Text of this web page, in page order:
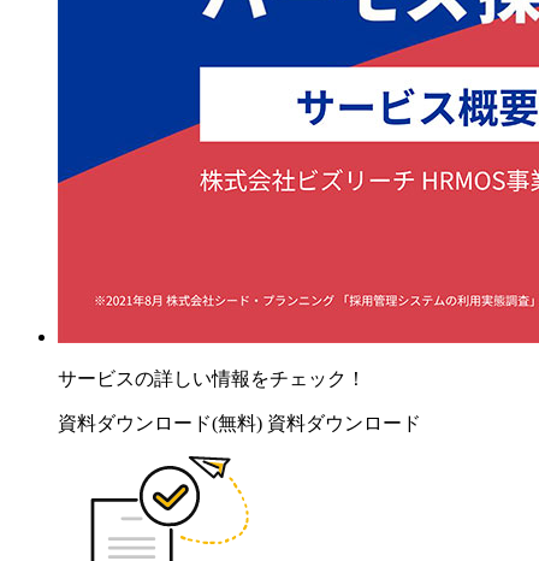
サービスの詳しい情報をチェック！
資料ダウンロード(無料) 資料ダウンロード